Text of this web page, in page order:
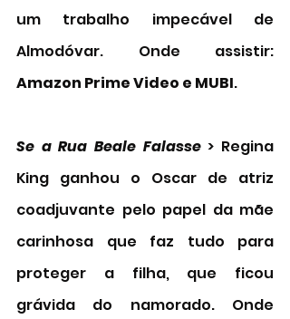
um trabalho impecável de
Amazon Prime Video e MUBI.
Se a Rua Beale Falasse > Regina
King ganhou o Oscar de atriz
coadjuvante pelo papel da mãe
carinhosa que faz tudo para
proteger a filha, que ficou
grávida do namorado. Onde